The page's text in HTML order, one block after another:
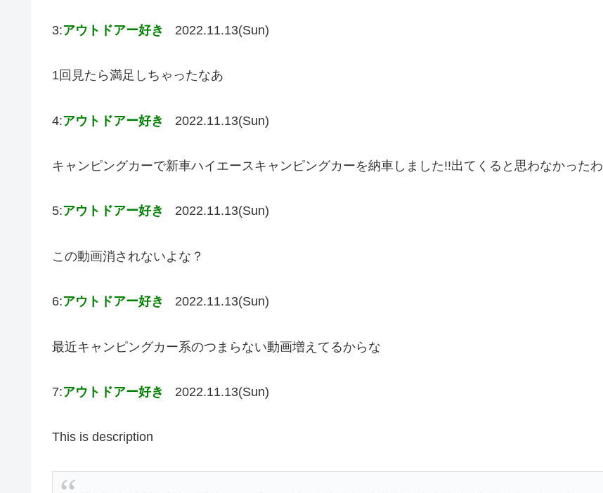
3:アウトドアー好き 2022.11.13(Sun)
1回見たら満足しちゃったなあ
4:アウトドアー好き 2022.11.13(Sun)
キャンピングカーで新車ハイエースキャンピングカーを納車しました!!出てくると思わなかったわ
5:アウトドアー好き 2022.11.13(Sun)
この動画消されないよな？
6:アウトドアー好き 2022.11.13(Sun)
最近キャンピングカー系のつまらない動画増えてるからな
7:アウトドアー好き 2022.11.13(Sun)
This is description